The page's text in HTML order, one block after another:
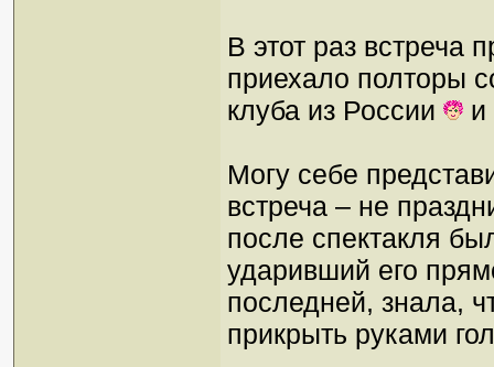
В этот раз
приехало полторы
клуба из России
и
Могу себе
встреча – не
после спектакля
ударивший его
последней, знала,
прикрыть руками